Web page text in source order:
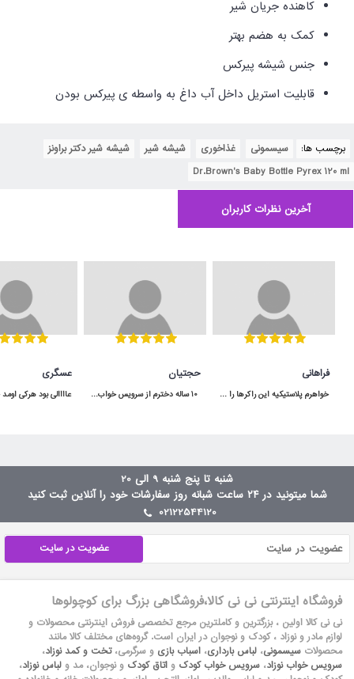
کاهنده جریان شیر
کمک به هضم بهتر
جنس شیشه پیرکس
قابلیت استریل داخل آب داغ به واسطه ی پیرکس بودن
برچسب ها: سیسمونی غذاخوری شیشه شیر شیشه شیر دکتر براونز
Dr.Brown's Baby Bottle Pyrex 120 ml
آخرین نظرات کاربران
فراهانی
خواهرم پلاستیکیه این راکرها را برای دخترش خریده بود ولی اصلا خوب نبود و تعادل بچه حفظ نمیشد ولی من این راکر چوبی را خریدم خیلی عالی بود مرسی
حجتیان
10 ساله دخترم از سرویس خواب آپادانا استفاده میکنه هنوووووز مثل روز اولشه محکم و عااالی
عسگری
شنبه تا پنج شنبه 9 الی 20
شما میتونید در ۲۴ ساعت شبانه روز سفارشات خود را آنلاین ثبت کنید
02122544120
عضویت در سایت
فروشگاه اینترنتی نی نی کالا،فروشگاهی بزرگ برای کوچولوها
نی نی کالا اولین ، بزرگترین و کاملترین مرجع تخصصی فروش اینترنتی محصولات و
لوازم مادر و نوزاد ، کودک و نوجوان در ایران است. گروه‏‏‌های مختلف کالا مانند
محصولات سیسمونی، لباس بارداری، اسباب بازی و سرگرمی،تخت و کمد نوزاد،
سرویس خواب نوزاد، سرویس خواب کودک و اتاق کودک و نوجوان، مد و لباس نوزاد،